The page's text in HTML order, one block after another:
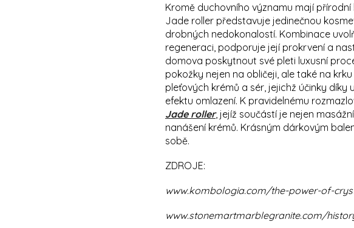
Kromě duchovního významu mají
Jade roller představuje jedinečnou
drobných nedokonalostí. Kombinace
regeneraci, podporuje její prokrvení a
domova poskytnout své pleti luxusní
pokožky nejen na obličeji, ale také na
pleťových krémů a sér, jejichž účinky
efektu omlazení. K pravidelnému
Jade roller, jejíž součástí je nejen
nanášení krémů. Krásným dárkovým
sobě.
ZDROJE:
www.kombologia.com/the-power-of-
www.stonemartmarblegranite.com/